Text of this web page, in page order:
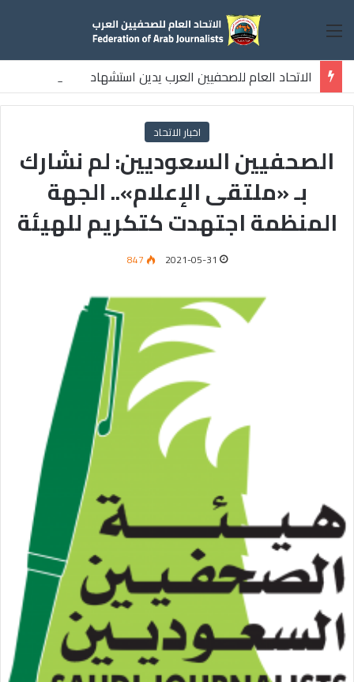
القائمة
الاتحاد العام للصحفيين العرب يدين استشهاد
ثلاثة صحفيين فلسطينيين باستهداف إسرائيلي وسط قطاع غزة
اخبار الاتحاد
الصحفيين السعوديين: لم نشارك
بـ «ملتقى الإعلام».. الجهة
المنظمة اجتهدت كتكريم للهيئة
2021-05-31
847